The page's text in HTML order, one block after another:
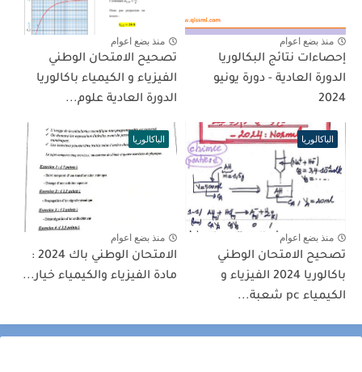
منذ بضع اعوام
إحصاءات نتائج البكالوريا
الدورة العادية - دورة يونيو
2024
منذ بضع اعوام
تصحيح الامتحان الوطني
الفيزياء و الكيمياء باكالوريا
الدورة العادية علوم...
الباكالوريا
منذ بضع اعوام
تصحيح الامتحان الوطني
باكالوريا 2024 الفيزياء و
الكيمياء pc شعبة...
الباكالوريا
منذ بضع اعوام
الامتحان الوطني باك 2024 :
مادة الفيزياء والكيمياء خيار...